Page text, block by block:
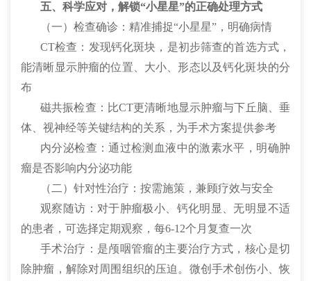
五、科学应对，解锁“小星星”的正确处理方式
（一）检查确诊：精准捕捉“小星星”，明确病情
CT检查：发现钙化斑块，是初步筛查的首选方式，
能清晰显示肿瘤的位置、大小、形态以及钙化斑块的分
布
磁共振检查：比CT更清晰地显示肿瘤与下丘脑、垂
体、视神经等关键结构的关系，为手术方案提供参考
内分泌检查：通过检测血液中的激素水平，明确肿
瘤是否影响内分泌功能
（二）针对性治疗：按需施策，兼顾疗效与安全
观察随访：对于肿瘤极小、钙化明显、无明显不适
的患者，可选择定期观察，每6-12个月复查一次
手术治疗：是颅咽管瘤的主要治疗方式，核心是切
除肿瘤，解除对周围组织的压迫。微创手术创伤小、恢